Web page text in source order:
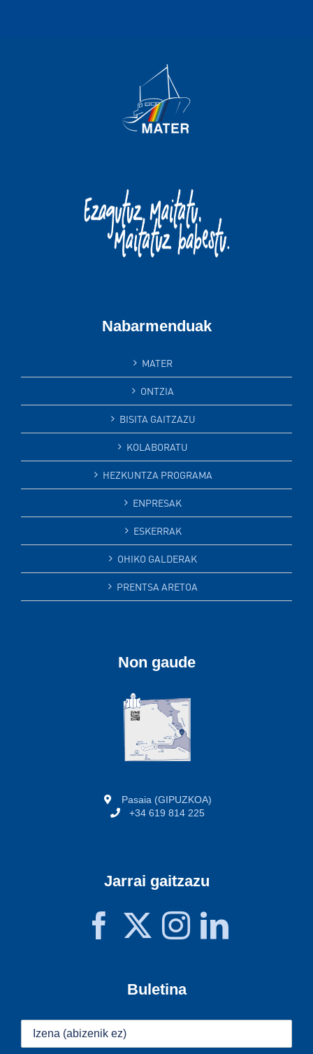
Nabarmenduak
MATER
ONTZIA
BISITA GAITZAZU
KOLABORATU
HEZKUNTZA PROGRAMA
ENPRESAK
ESKERRAK
OHIKO GALDERAK
PRENTSA ARETOA
Non gaude
Pasaia (GIPUZKOA)
+34 619 814 225
Jarrai gaitzazu
Buletina